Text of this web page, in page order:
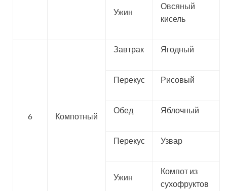
Ужин
Овсяный
кисель
6 Компотный
Завтрак Ягодный
Перекус Рисовый
Обед Яблочный
Перекус Узвар
Ужин
Компот из
сухофруктов